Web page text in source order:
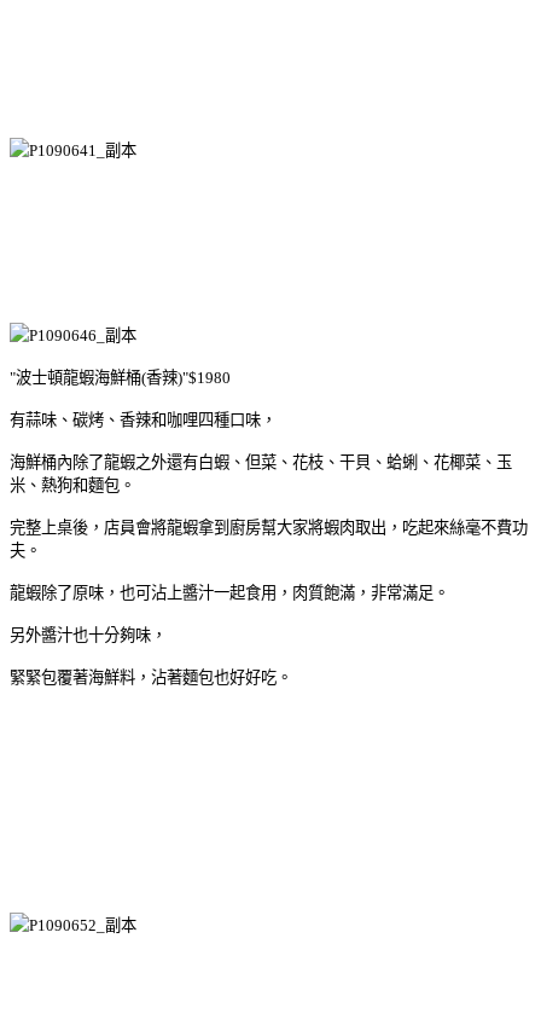
"波士頓龍蝦海鮮桶(香辣)"$1980
有蒜味、碳烤、香辣和咖哩四種口味，
海鮮桶內除了龍蝦之外還有白蝦、但菜、花枝、干貝、蛤蜊、花椰菜、玉
米、熱狗和麵包。
完整上桌後，店員會將龍蝦拿到廚房幫大家將蝦肉取出，吃起來絲毫不費功
夫。
龍蝦除了原味，也可沾上醬汁一起食用，肉質飽滿，非常滿足。
另外醬汁也十分夠味，
緊緊包覆著海鮮料，沾著麵包也好好吃。